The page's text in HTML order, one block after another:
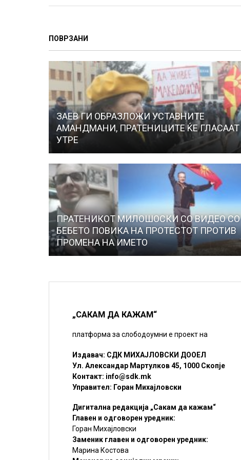
ПОВРЗАНИ
ЗАЕВ ГИ ОБРАЗЛОЖИ УСТАВНИТЕ
АМАНДМАНИ, ПРАТЕНИЦИТЕ ЌЕ ГЛАСААТ
УТРЕ
ПРАТЕНИКОТ МИЛОШОСКИ СО ВИДЕО СО
БЕБЕТО ПОВИКА НА ПРОТЕСТОТ ПРОТИВ
ПРОМЕНА НА ИМЕТО
„САКАМ ДА КАЖАМ“
платформа за слободоумни е проект на
Издавач: СДК МИХАЈЛОВСКИ ДООЕЛ
Ул. Александар Мартулков 45, 1000 Скопје
Контакт: info@sdk.mk
Управител: Горан Михајловски
Дигитална редакција „Сакам да кажам“
Главен и одговорен уредник:
Горан Михајловски
Заменик главен и одговорен уредник:
Марина Костова